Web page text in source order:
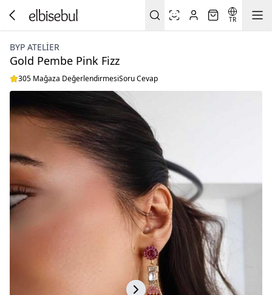
TR
BYP ATELIER
Gold Pembe Pink Fizz
305 Mağaza DeğerlendirmesiSoru Cevap